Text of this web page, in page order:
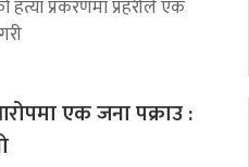
हत्या प्रकरणमा प्रहरीले एक
एक जना पक्राउ :